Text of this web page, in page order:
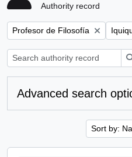
Authority record
Remove filter:
Profesor de Filosofía
Advanced search
Sort by: